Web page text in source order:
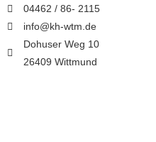
04462 / 86- 2115
info@kh-wtm.de
Dohuser Weg 10
26409 Wittmund